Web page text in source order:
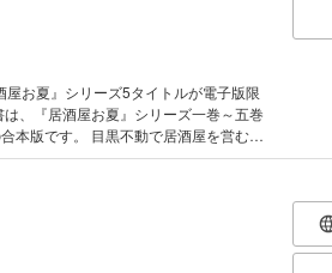
お夏』シリーズ5タイトルが電子版限
で居酒屋を営むお
ァと煙たがられているが、懐かしい味
一人だった遊女が殺され、お夏は静か
妖艶な美女に変貌し、夜の街に情けの
――。孤独を抱えた人々とお夏との交流
。（『居酒屋お夏』より）